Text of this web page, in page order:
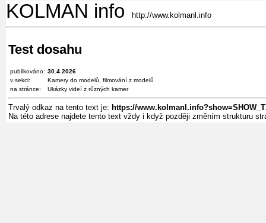
KOLMAN info http://www.kolmanl.info
Test dosahu
publikováno: 30.4.2026
v sekci:
Kamery do modelů, filmování z modelů
na stránce:
Ukázky videí z různých kamer
Trvalý odkaz na tento text je: https://
Na této adrese najdete tento text vždy i když později změním strukturu